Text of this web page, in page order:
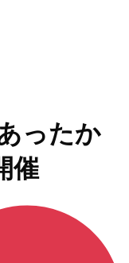
ったか
催